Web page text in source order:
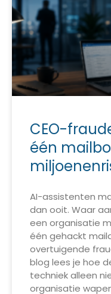
CEO-
één
AI-assistenten
dan ooit. Waar
een organisatie
één gehackt
overtuigende
blog lees je hoe
techniek alleen
organisatie